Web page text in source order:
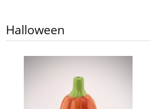
Halloween